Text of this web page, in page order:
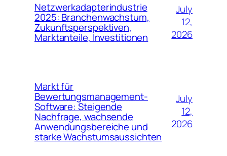
Netzwerkadapterindustrie
2025: Branchenwachstum,
Zukunftsperspektiven,
Marktanteile, Investitionen
July
12,
2026
Markt für
Bewertungsmanagement-
Software: Steigende
Nachfrage, wachsende
Anwendungsbereiche und
starke Wachstumsaussichten
July
12,
2026